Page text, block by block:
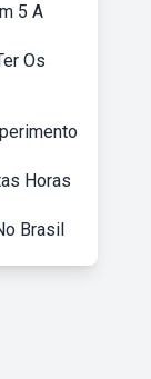
5 A
Os
Horas
Brasil